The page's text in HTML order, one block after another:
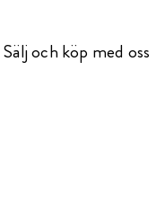
Sälj och köp med oss